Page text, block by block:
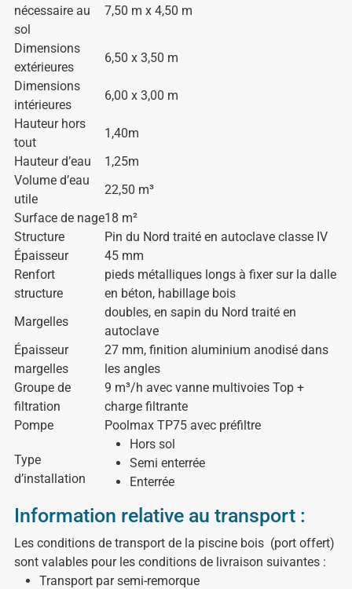
nécessaire au
sol
7,50 m x 4,50 m
Dimensions
extérieures
6,50 x 3,50 m
Dimensions
intérieures
6,00 x 3,00 m
Hauteur hors
tout
1,40m
Hauteur d’eau
1,25m
Volume d’eau
utile
22,50 m³
Surface de nage18 m²
Structure
Pin du Nord traité en autoclave classe IV
Épaisseur
45 mm
Renfort
structure
pieds métalliques longs à fixer sur la dalle
en béton, habillage bois
Margelles
doubles, en sapin du Nord traité en
autoclave
Épaisseur
margelles
27 mm, finition aluminium anodisé dans
les angles
Groupe de
filtration
9 m³/h avec vanne multivoies Top +
charge filtrante
Pompe
Poolmax TP75 avec préfiltre
Type
d’installation
Hors sol
Semi enterrée
Enterrée
Information relative au transport :
Les conditions de transport de la piscine bois (port offert)
sont valables pour les conditions de livraison suivantes :
Transport par semi-remorque